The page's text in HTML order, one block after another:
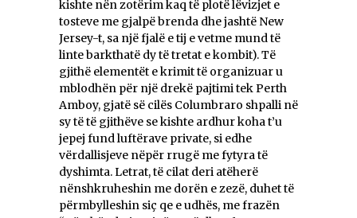
kishte nën zotërim kaq të plotë lëvizjet e
tosteve me gjalpë brenda dhe jashtë New
Jersey-t, sa një fjalë e tij e vetme mund të
linte barkthatë dy të tretat e kombit). Të
gjithë elementët e krimit të organizuar u
mblodhën për një drekë pajtimi tek Perth
Amboy, gjatë së cilës Columbraro shpalli në
sy të të gjithëve se kishte ardhur koha t’u
jepej fund luftërave private, si edhe
vërdallisjeve nëpër rrugë me fytyra të
dyshimta. Letrat, të cilat deri atëherë
nënshkruheshin me dorën e zezë, duhet të
përmbylleshin siç qe e udhës, me frazën